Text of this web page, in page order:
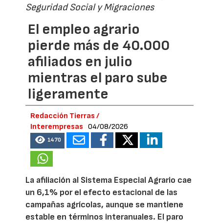
Seguridad Social y Migraciones
El empleo agrario
pierde más de 40.000
afiliados en julio
mientras el paro sube
ligeramente
Redacción Tierras /
Interempresas
04/08/2026
1470
La afiliación al Sistema Especial Agrario cae
un 6,1% por el efecto estacional de las
campañas agrícolas, aunque se mantiene
estable en términos interanuales. El paro